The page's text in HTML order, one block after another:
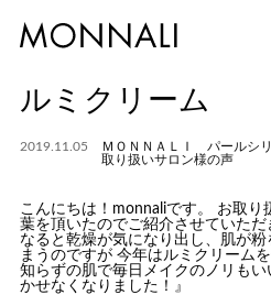
ルミクリーム
2019.11.05
ＭＯＮＮＡＬＩ パールシ
取り扱いサロン様の声
こんにちは！monnaliです。 お取り
葉を頂いたのでご紹介させていた
なると乾燥が気になり出し、肌が
まうのですが 今年はルミクリーム
知らずの肌で毎日メイクのノリも
かせなくなりました！』